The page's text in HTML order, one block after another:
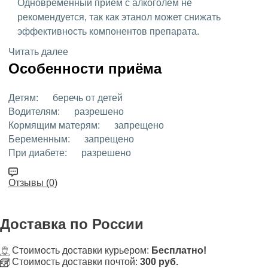
Одновременный прием с алкоголем не
рекомендуется, так как этанол может снижать
эффективность компонентов препарата.
Читать далее
Особенности приёма
Детям:
беречь от детей
Водителям:
разрешено
Кормящим матерям:
запрещено
Беременным:
запрещено
При диабете:
разрешено
Отзывы (0)
Доставка по России
Стоимость доставки курьером: Бесплатно!
Стоимость доставки почтой: 300 руб.